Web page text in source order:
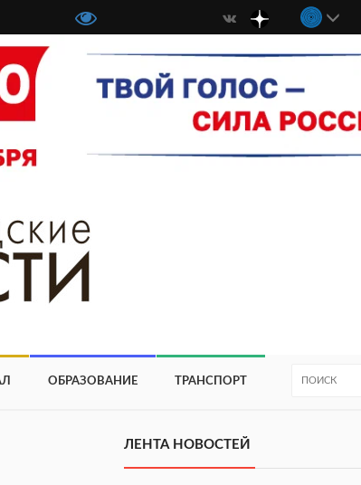
ОБРАЗОВАНИЕ ТРАНСПОРТ
ЛЕНТА НОВОСТЕЙ